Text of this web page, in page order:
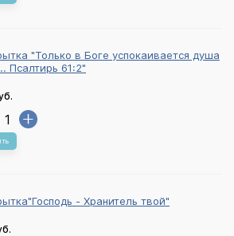
"Только в Боге успокаивается душа
Псалтирь 61:2"
- Хранитель твой"